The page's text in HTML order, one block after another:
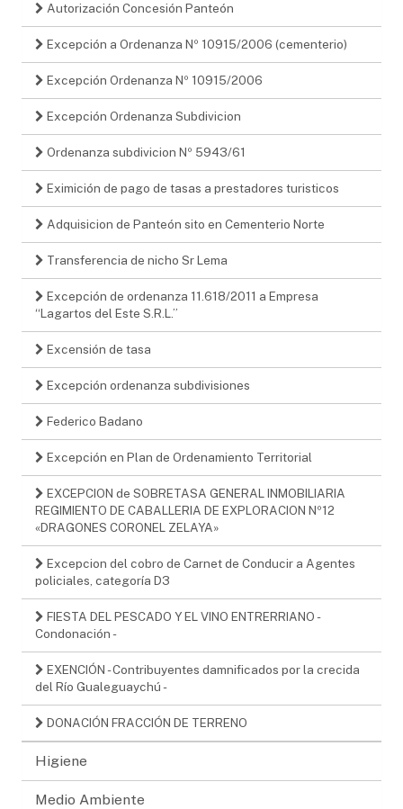
Autorización Concesión Panteón
Excepción a Ordenanza Nº 10915/2006 (cementerio)
Excepción Ordenanza Nº 10915/2006
Excepción Ordenanza Subdivicion
Ordenanza subdivicion Nº 5943/61
Eximición de pago de tasas a prestadores turisticos
Adquisicion de Panteón sito en Cementerio Norte
Transferencia de nicho Sr Lema
Excepción de ordenanza 11.618/2011 a Empresa
“Lagartos del Este S.R.L.”
Excensión de tasa
Excepción ordenanza subdivisiones
Federico Badano
Excepción en Plan de Ordenamiento Territorial
EXCEPCION de SOBRETASA GENERAL INMOBILIARIA
REGIMIENTO DE CABALLERIA DE EXPLORACION Nº12
«DRAGONES CORONEL ZELAYA»
Excepcion del cobro de Carnet de Conducir a Agentes
policiales, categoría D3
FIESTA DEL PESCADO Y EL VINO ENTRERRIANO -
Condonación -
EXENCIÓN - Contribuyentes damnificados por la crecida
del Río Gualeguaychú -
DONACIÓN FRACCIÓN DE TERRENO
Higiene
Medio Ambiente